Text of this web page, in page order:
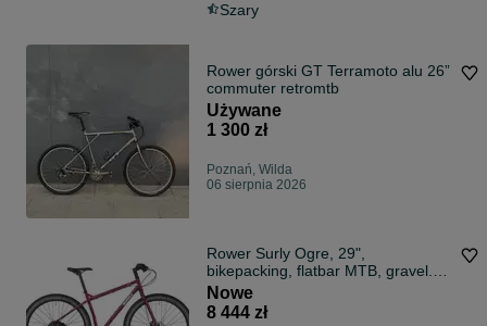
Szary
Rower górski GT Terramoto alu 26”
commuter retromtb
Używane
1 300 zł
Poznań, Wilda
06 sierpnia 2026
Rower Surly Ogre, 29",
bikepacking, flatbar MTB, gravel.
Raty 0%!
Nowe
8 444 zł